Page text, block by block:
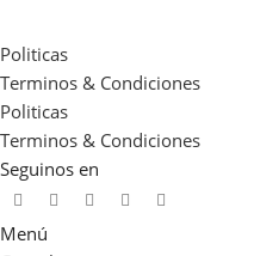
Politicas
Terminos & Condiciones
Politicas
Terminos & Condiciones
Seguinos en
Menú